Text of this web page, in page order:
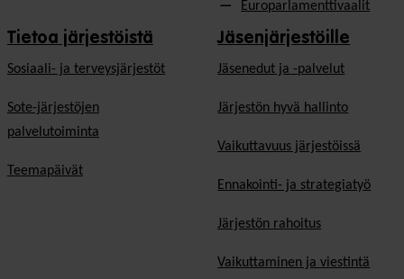
Europarlamenttivaalit
Tietoa järjestöistä
Sosiaali- ja terveysjärjestöt
Sote-järjestöjen
palvelutoiminta
Teemapäivät
Jäsenjärjestöille
Jäsen­edut ja -palvelut
Järjestön hyvä hallinto
Vaikuttavuus järjestöissä
Ennakointi- ja strategiatyö
Järjestön rahoitus
Vaikuttaminen ja viestintä